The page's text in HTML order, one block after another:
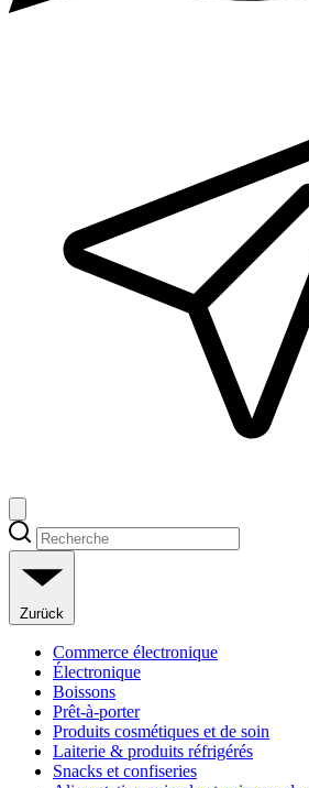
Zurück
Commerce électronique
Électronique
Boissons
Prêt-à-porter
Produits cosmétiques et de soin
Laiterie & produits réfrigérés
Snacks et confiseries